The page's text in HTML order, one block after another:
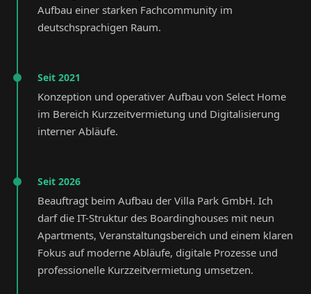
Aufbau einer starken Fachcommunity im
deutschsprachigen Raum.
Seit 2021
Konzeption und operativer Aufbau von Select Home
im Bereich Kurzzeitvermietung und Digitalisierung
interner Abläufe.
Seit 2026
Beauftragt beim Aufbau der Villa Park GmbH. Ich
darf die IT-Struktur des Boardinghouses mit neun
Apartments, Veranstaltungsbereich und einem klaren
Fokus auf moderne Abläufe, digitale Prozesse und
professionelle Kurzzeitvermietung umsetzen.